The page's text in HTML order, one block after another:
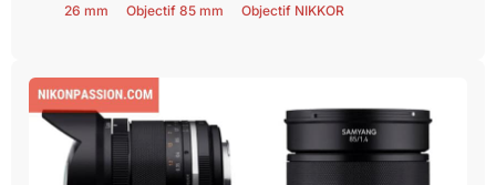
26 mm
Objectif 85 mm Objectif NIKKOR